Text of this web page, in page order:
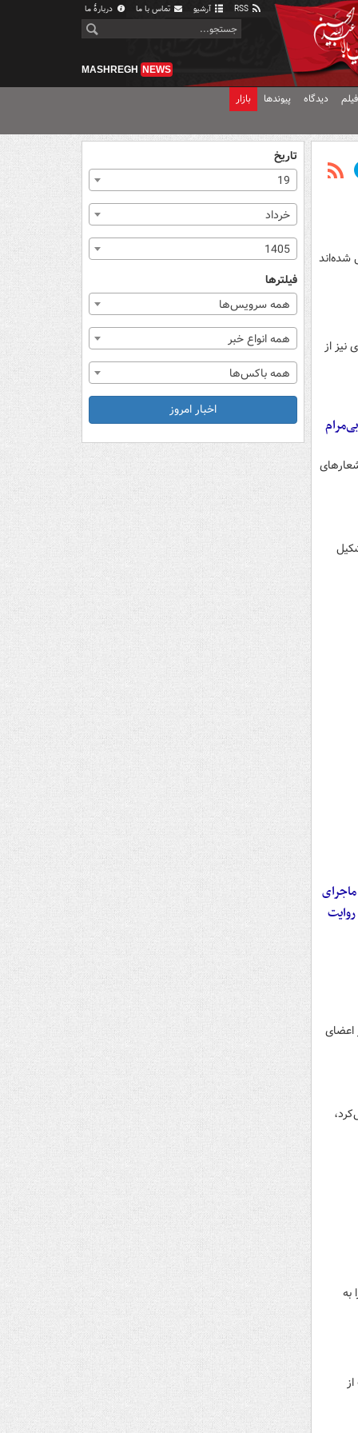
آرشیو تماس با ما دربارهٔ ما
MASHREGH NEWS
دیدگاه پیوندها بازار
شده‌اند
نیز از
تشکیل
کرد: بر اساس پرونده تشکیل شده قرار است ۱۰۴ نفر از اعضای
می‌کرد،
به
تاریخ
19
خرداد
1405
فیلترها
همه سرویس‌ها
همه انواع خبر
همه باکس‌ها
اخبار امروز